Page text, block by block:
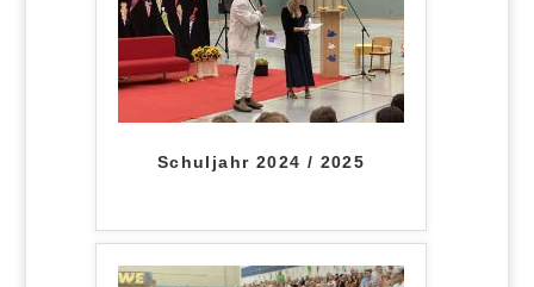
Schuljahr 2024 / 2025